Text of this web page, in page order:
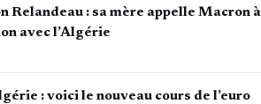
Relandeau : sa mère appelle Macron à
avec l’Algérie
: voici le nouveau cours de l’euro